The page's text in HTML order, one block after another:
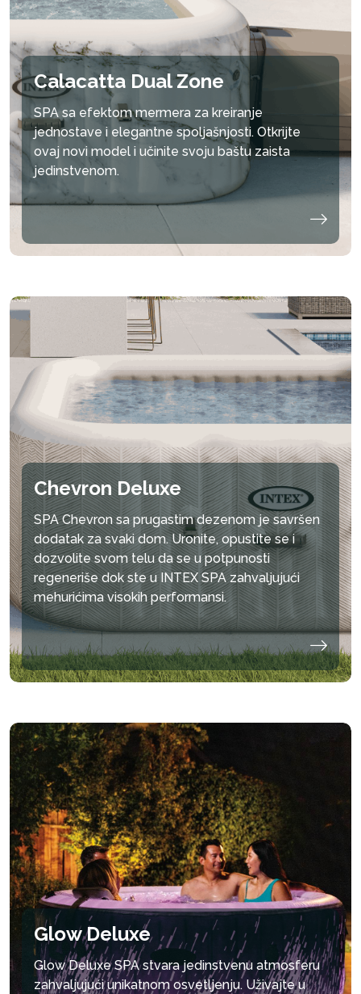
Calacatta Dual Zone
SPA sa efektom mermera za kreiranje
jednostave i elegantne spoljašnjosti. Otkrijte
ovaj novi model i učinite svoju baštu zaista
jedinstvenom.
Chevron Deluxe
SPA Chevron sa prugastim dezenom je savršen
dodatak za svaki dom. Uronite, opustite se i
dozvolite svom telu da se u potpunosti
regeneriše dok ste u INTEX SPA zahvaljujući
mehurićima visokih performansi.
Glow Deluxe
Glow Deluxe SPA stvara jedinstvenu atmosferu
zahvaljujući unikatnom osvetljenju. Uživajte u